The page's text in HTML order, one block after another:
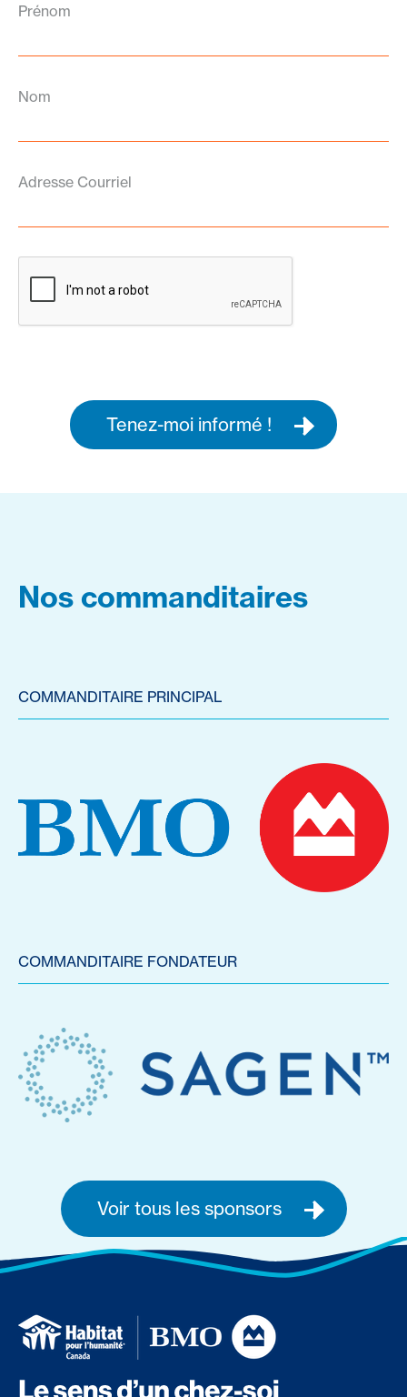
Prénom
Nom
Adresse Courriel
Tenez-moi informé !
Nos commanditaires
COMMANDITAIRE PRINCIPAL
COMMANDITAIRE FONDATEUR
Voir tous les sponsors